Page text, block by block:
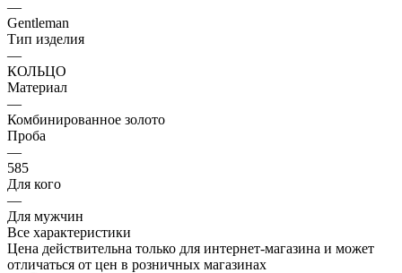
—
Gentleman
Тип изделия
—
КОЛЬЦО
Материал
—
Комбинированное золото
Проба
—
585
Для кого
—
Для мужчин
Все характеристики
Цена действительна только для интернет-магазина и может
отличаться от цен в розничных магазинах